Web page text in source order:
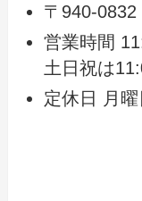
〒940-
営業時間
土日祝は
定休日 月曜